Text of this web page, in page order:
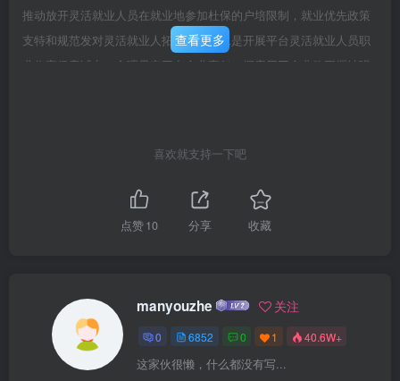
推动放开灵活就业人员在就业地参加杜保的户培限制，就业优先政策
支特和规范发对灵活就业人拓宽思技能二是开展平台灵活就业人员职
业伤害保章试点，合理界定平台企业责任，探索用工企业购要堰续强
支持新业态新模式加快发展带动新型消费的措施促进经济恢复性增长
“要取消对灵活就业的不合理限制，引导劳动者合理有序经营。”—一李
克强总理国务院常务会议“努力创造更多灵活就业岗位，从业人员规模
新实体”“强化灵活就劳动权益保障，探索多点执业。探索适应跨平台、
多雇主间灵活就业的权益保障、杜会保障等政策”《关于支持新业态新
模式健康发展激活消费市甜大就业的意见》资料来源：国务偏《2021
查看更多
喜欢就支持一下吧
点赞10 分享 收藏
manyouzhe 关注
0 6852 0 1 40.6W+
这家伙很懒，什么都没有写...